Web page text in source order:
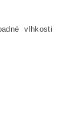
vlhkosti